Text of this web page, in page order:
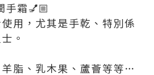
手霜💅🏼
用，尤其是手乾、特別係
。
脂、乳木果、蘆薈等等…